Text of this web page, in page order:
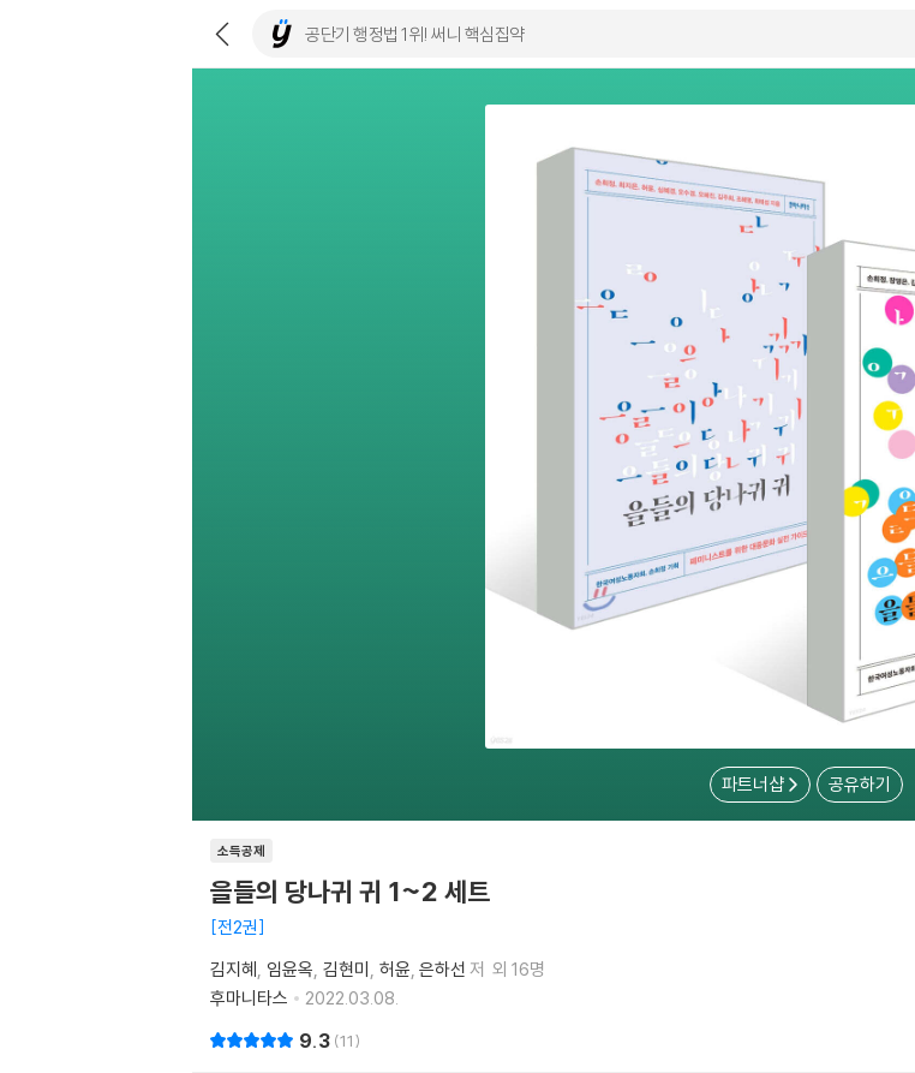
파트너샵 공유하기
소득공제
을들의 당나귀 귀 1~2 세트
전2권
김지혜 임윤옥 김현미 허윤 은하선 저 외 16명
후마니타스
2022.03.08.
9.3 11